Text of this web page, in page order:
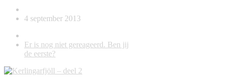
4 september 2013
Er is nog niet gereageerd. Ben jij
de eerste?